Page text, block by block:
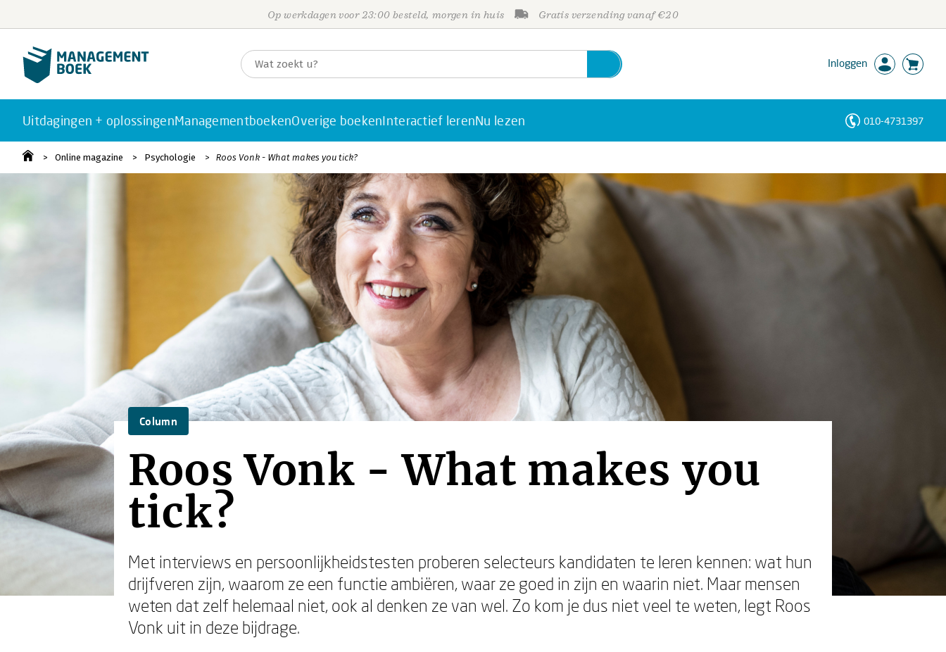
Op werkdagen voor 23:00 besteld, morgen in huis Gratis verzending vanaf €20
Inloggen
Uitdagingen + oplossingenManagementboekenOverige boekenInteractief lerenNu lezen 010-4731397
Online magazine Psychologie Roos Vonk - What makes you tick?
Column
Roos Vonk - What makes you
tick?
Met interviews en persoonlijkheidstesten proberen selecteurs kandidaten te leren kennen: wat hun
drijfveren zijn, waarom ze een functie ambiëren, waar ze goed in zijn en waarin niet. Maar mensen
weten dat zelf helemaal niet, ook al denken ze van wel. Zo kom je dus niet veel te weten, legt Roos
Vonk uit in deze bijdrage.
Personen
Trefwoorden